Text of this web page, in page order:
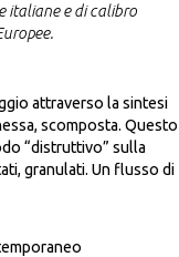
italiane e di calibro
attraverso la sintesi
scomposta. Questo
“distruttivo” sulla
granulati. Un flusso di